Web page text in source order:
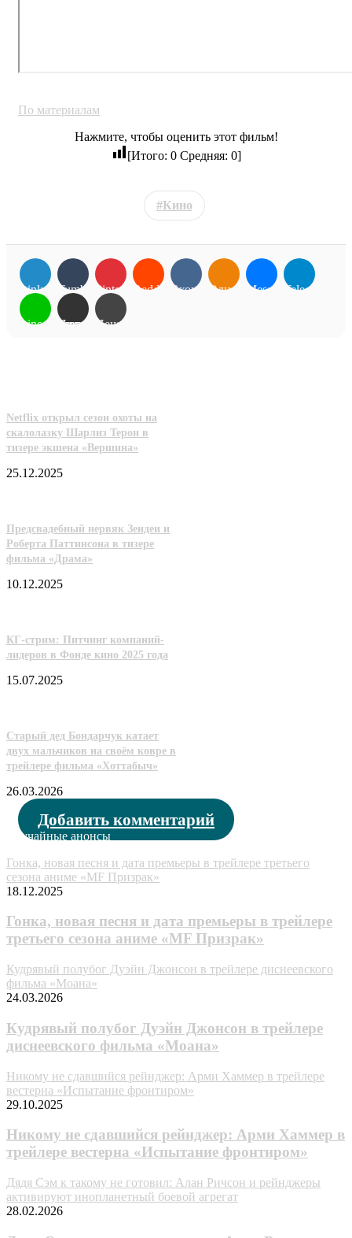
По материалам
Нажмите, чтобы оценить этот фильм!
[Итого: 0Средняя: 0]
Кино
LinkedInTumblr PinterestReddit ВконтактеОдноклассники
MessengerTelegram
Line Поделиться через электронную почту Печатать
Netflix открыл сезон охоты на
скалолазку Шарлиз Терон в
тизере экшена «Вершина»
25.12.2025
Предсвадебный нервяк Зендеи и
Роберта Паттинсона в тизере
фильма «Драма»
10.12.2025
КГ-стрим: Питчинг компаний-
лидеров в Фонде кино 2025 года
15.07.2025
Старый дед Бондарчук катает
двух мальчиков на своём ковре в
трейлере фильма «Хоттабыч»
26.03.2026
Добавить комментарий
Случайные анонсы
Гонка, новая песня и дата премьеры в трейлере третьего
сезона аниме «MF Призрак»
18.12.2025
Гонка, новая песня и дата премьеры в трейлере
третьего сезона аниме «MF Призрак»
Кудрявый полубог Дуэйн Джонсон в трейлере диснеевского
фильма «Моана»
24.03.2026
Кудрявый полубог Дуэйн Джонсон в трейлере
диснеевского фильма «Моана»
Никому не сдавшийся рейнджер: Арми Хаммер в трейлере
вестерна «Испытание фронтиром»
29.10.2025
Никому не сдавшийся рейнджер: Арми Хаммер в
трейлере вестерна «Испытание фронтиром»
Дядя Сэм к такому не готовил: Алан Ричсон и рейнджеры
активируют инопланетный боевой агрегат
28.02.2026